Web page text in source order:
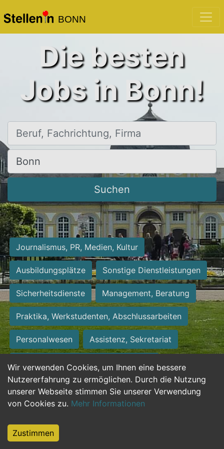
BONN
Wir verwenden Cookies, um Ihnen eine bessere
Nutzererfahrung zu ermöglichen. Durch die Nutzung
unserer Webseite stimmen Sie unserer Verwendung
von Cookies zu. Mehr Informationen
Zustimmen
Die besten
Jobs in Bonn!
Beruf, Fachrichtung, Firma
Ort, Stadt
Suchen
Journalismus, PR, Medien, Kultur
Ausbildungsplätze Sonstige Dienstleistungen
Sicherheitsdienste Management, Beratung
Praktika, Werkstudenten, Abschlussarbeiten
Personalwesen Assistenz, Sekretariat
Hilfskräfte, Aushilfs- und Nebenjobs
Einkauf, Logistik, Materialwirtschaft
Weiterbildung, Studium, duale Ausbildung
Tourismus